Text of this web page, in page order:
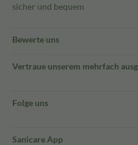
sicher und bequem
Bewerte uns
Vertraue unserem mehrfach
Folge uns
Sanicare App